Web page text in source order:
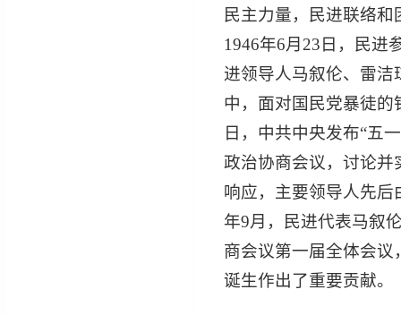
民主力量，民进联络
1946年6月23日，民进
进领导人马叙伦、雷洁
中，面对国民党暴徒的
日，中共中央发布“五
政治协商会议，讨论并
响应，主要领导人先
年9月，民进代表马叙
商会议第一届全体会
诞生作出了重要贡献。